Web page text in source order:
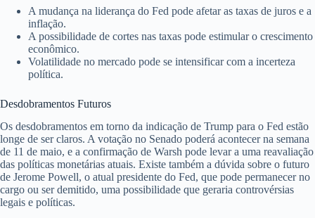
A mudança na liderança do Fed pode afetar as taxas de juros e a
inflação.
A possibilidade de cortes nas taxas pode estimular o crescimento
econômico.
Volatilidade no mercado pode se intensificar com a incerteza
política.
Desdobramentos Futuros
Os desdobramentos em torno da indicação de Trump para o Fed estão
longe de ser claros. A votação no Senado poderá acontecer na semana
de 11 de maio, e a confirmação de Warsh pode levar a uma reavaliação
das políticas monetárias atuais. Existe também a dúvida sobre o futuro
de Jerome Powell, o atual presidente do Fed, que pode permanecer no
cargo ou ser demitido, uma possibilidade que geraria controvérsias
legais e políticas.